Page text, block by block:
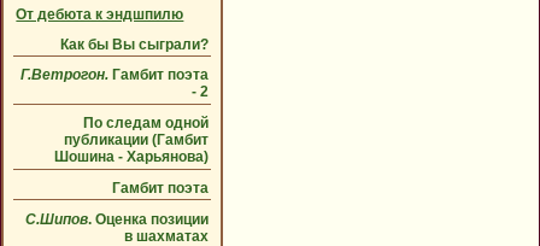
От дебюта к эндшпилю
Как бы Вы сыграли?
Г.Ветрогон.Гамбит поэта
- 2
По следам одной
публикации (Гамбит
Шошина - Харьянова)
Гамбит поэта
С.Шипов. Оценка позиции
в шахматах